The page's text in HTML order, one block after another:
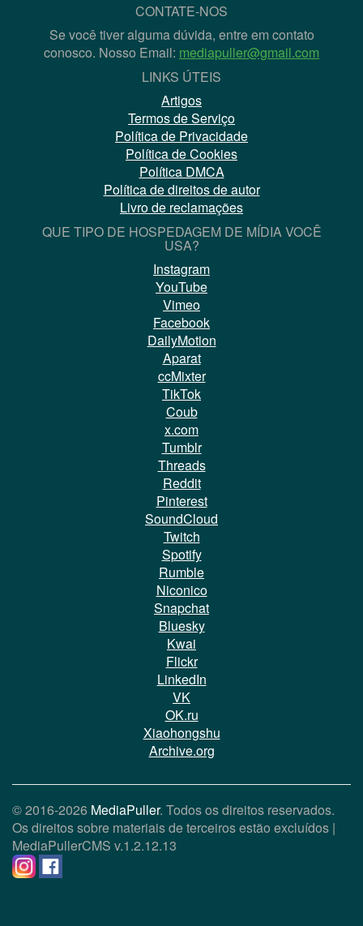
CONTATE-NOS
Se você tiver alguma dúvida, entre em contato
conosco. Nosso Email: mediapuller@gmail.com
LINKS ÚTEIS
Artigos
Termos de Serviço
Política de Privacidade
Política de Cookies
Política DMCA
Política de direitos de autor
Livro de reclamações
QUE TIPO DE HOSPEDAGEM DE MÍDIA VOCÊ
USA?
Instagram
YouTube
Vimeo
Facebook
DailyMotion
Aparat
ccMixter
TikTok
Coub
x.com
Tumblr
Threads
Reddit
Pinterest
SoundCloud
Twitch
Spotify
Rumble
Niconico
Snapchat
Bluesky
Kwai
Flickr
LinkedIn
VK
OK.ru
Xiaohongshu
Archive.org
© 2016-2026 MediaPuller. Todos os direitos reservados.
Os direitos sobre materiais de terceiros estão excluídos |
MediaPullerCMS v.1.2.12.13